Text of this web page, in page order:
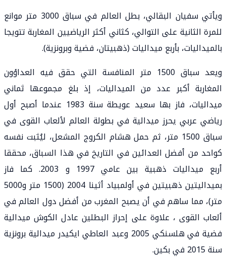
ويأتي سفيان البقالي، بطل العالم في سباق 3000 متر موانع
للمرة الثانية على التوالي، كثاني أكثر الرياضيين المغاربة تتويجا
بالميداليات، بأربع ميداليات (ذهبيتان، فضية وبرونزية).
ويعد سباق 1500 متر المنافسة التي حقق فيه العداؤون
المغاربة أكبر عدد من الميداليات، إذ بلغ مجموعها ثماني
ميداليات، فاز بها سعيد عويطة سنة 1983 عندما أصبح أول
رياضي عربي يحرز ميدالية في بطولة العالم لألعاب القوى في
سباق 1500 متر، ثم حمل هشام الكروج المشعل، ليُثبت نفسه
كواحد من أفضل العدائين في التاريخ في هذا السباق، محققا
أربع ميداليات ذهبية بين عامي 1997 و 2003. كما فاز
بميداليتين ذهبيتين في أولمبياد أثينا 2004 (1500 متر و5000
متر)، مما ساهم في أن يصبح المغرب من أفضل دول العالم في
ألعاب القوى ، علاوة على إحراز البطلين عادل الكوش ميدالية
فضية في هلسنكي 2005 وعبد العاطي ايكيدر ميدالية برونزية
سنة 2015 في بكين.